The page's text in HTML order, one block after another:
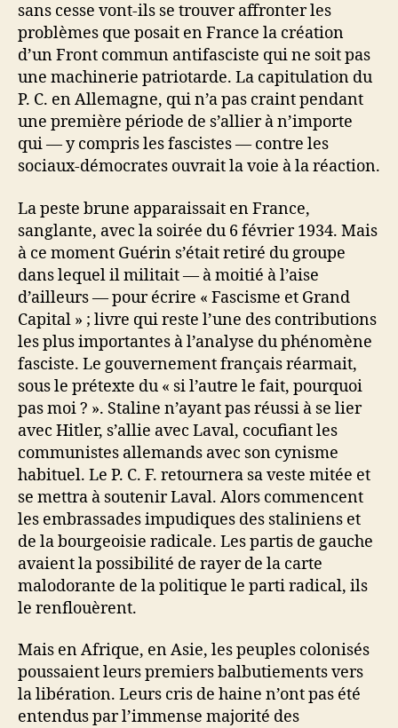
sans cesse vont-ils se trouver affronter les
problèmes que posait en France la création
d’un Front commun antifasciste qui ne soit pas
une machinerie patriotarde. La capitulation du
P. C. en Allemagne, qui n’a pas craint pendant
une première période de s’allier à n’importe
qui — y compris les fascistes — contre les
sociaux-démocrates ouvrait la voie à la réaction.
La peste brune apparaissait en France,
sanglante, avec la soirée du 6 février 1934. Mais
à ce moment Guérin s’était retiré du groupe
dans lequel il militait — à moitié à l’aise
d’ailleurs — pour écrire « Fascisme et Grand
Capital » ; livre qui reste l’une des contributions
les plus importantes à l’analyse du phénomène
fasciste. Le gouvernement français réarmait,
sous le prétexte du « si l’autre le fait, pourquoi
pas moi ? ». Staline n’ayant pas réussi à se lier
avec Hitler, s’allie avec Laval, cocufiant les
communistes allemands avec son cynisme
habituel. Le P. C. F. retournera sa veste mitée et
se mettra à soutenir Laval. Alors commencent
les embrassades impudiques des staliniens et
de la bourgeoisie radicale. Les partis de gauche
avaient la possibilité de rayer de la carte
malodorante de la politique le parti radical, ils
le renflouèrent.
Mais en Afrique, en Asie, les peuples colonisés
poussaient leurs premiers balbutiements vers
la libération. Leurs cris de haine n’ont pas été
entendus par l’immense majorité des